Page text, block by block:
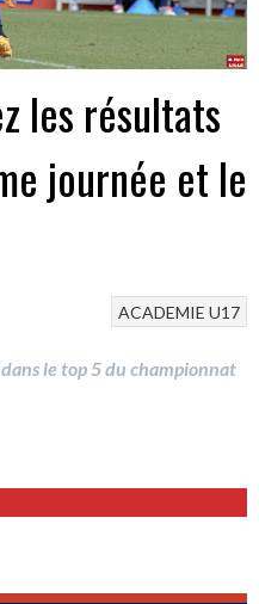
les résultats
journée et le
ACADEMIE U17
le top 5 du championnat